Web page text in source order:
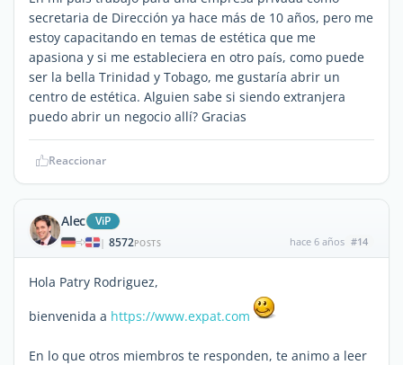
secretaria de Dirección ya hace más de 10 años, pero me
estoy capacitando en temas de estética que me
apasiona y si me estableciera en otro país, como puede
ser la bella Trinidad y Tobago, me gustaría abrir un
centro de estética. Alguien sabe si siendo extranjera
puedo abrir un negocio allí? Gracias
Reaccionar
Alec ViP
| 8572POSTS hace 6 años #14
Hola Patry Rodriguez,
bienvenida a https://www.expat.com
En lo que otros miembros te responden, te animo a leer